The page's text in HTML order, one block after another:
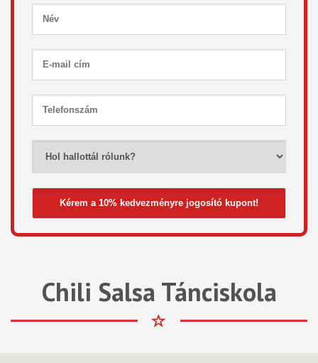
Chili Salsa Tánciskola